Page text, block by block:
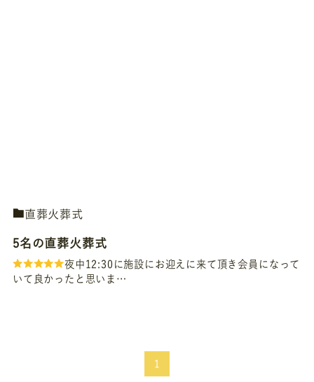
直葬火葬式
5名の直葬火葬式
夜中12:30に施設にお迎えに来て頂き会員になって
いて良かったと思いま…
1